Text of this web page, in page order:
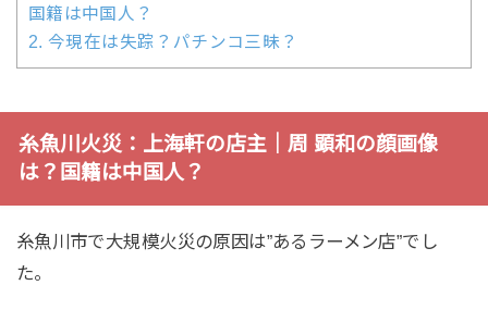
国籍は中国人？
2. 今現在は失踪？パチンコ三昧？
糸魚川火災：上海軒の店主｜周 顕和の顔画像
は？国籍は中国人？
糸魚川市で大規模火災の原因は”あるラーメン店”でし
た。